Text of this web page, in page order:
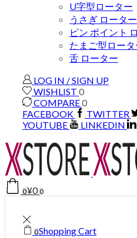
U字型ローター
うさぎ ローター
ピン ポイント
たまご型ロータ
舌 ローター
LOG IN / SIGN UP
WISHLIST 0
COMPARE0
FACEBOOK
TWITTER
YOUTUBE
LINKEDIN
0¥0 0
0Shopping Cart